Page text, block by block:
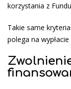
korzystania z
Takie same
polega na